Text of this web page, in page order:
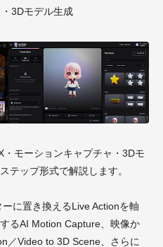
3Dモデル生成
モーションキャプチャ・3Dモ
テップ形式で解説します。
に置き換えるLive Actionを軸
るAI Motion Capture、映像か
／Video to 3D Scene、さらに